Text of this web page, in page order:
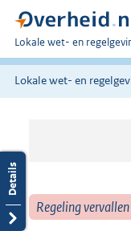
U
bent
hier:
Lokale wet- en
Lokale wet- en
Regeling